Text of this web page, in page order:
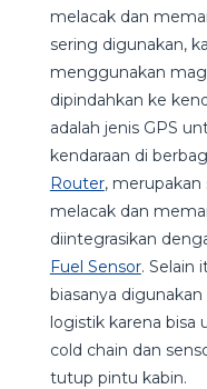
melacak dan
sering digunakan,
menggunakan
dipindahkan ke
adalah jenis GPS
kendaraan di
Router, merupakan
melacak dan
diintegrasikan
Fuel Sensor. Selain
biasanya
logistik karena
cold chain dan
tutup pintu kabin.